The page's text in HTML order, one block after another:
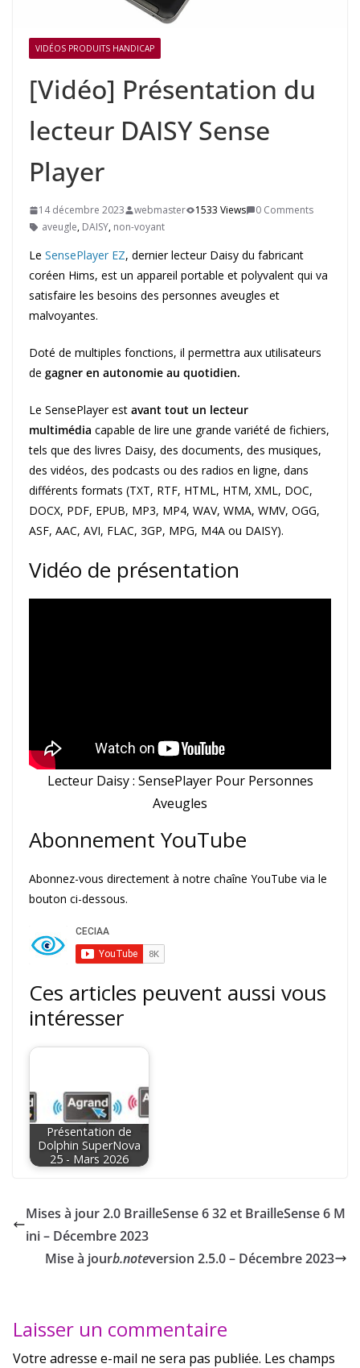
VIDÉOS PRODUITS HANDICAP
[Vidéo] Présentation du
lecteur DAISY Sense
Player
14 décembre 2023 webmaster 1533 Views
0 Comments
aveugle, DAISY, non-voyant
Le SensePlayer EZ, dernier lecteur Daisy du fabricant
coréen Hims, est un appareil portable et polyvalent qui va
satisfaire les besoins des personnes aveugles et
malvoyantes.
Doté de multiples fonctions, il permettra aux utilisateurs
de gagner en autonomie au quotidien.
Le SensePlayer est avant tout un lecteur
multimédia capable de lire une grande variété de fichiers,
tels que des livres Daisy, des documents, des musiques,
des vidéos, des podcasts ou des radios en ligne, dans
différents formats (TXT, RTF, HTML, HTM, XML, DOC,
DOCX, PDF, EPUB, MP3, MP4, WAV, WMA, WMV, OGG,
ASF, AAC, AVI, FLAC, 3GP, MPG, M4A ou DAISY).
Vidéo de présentation
Lecteur Daisy : SensePlayer Pour Personnes
Aveugles
Abonnement YouTube
Abonnez-vous directement à notre chaîne YouTube via le
bouton ci-dessous.
Ces articles peuvent aussi vous
intéresser
Présentation de
Dolphin SuperNova
25 - Mars 2026
Mises à jour 2.0 BrailleSense 6 32 et BrailleSense 6 M
ini – Décembre 2023
Mise à jourb.noteversion 2.5.0 – Décembre 2023
Laisser un commentaire
Votre adresse e-mail ne sera pas publiée. Les champs